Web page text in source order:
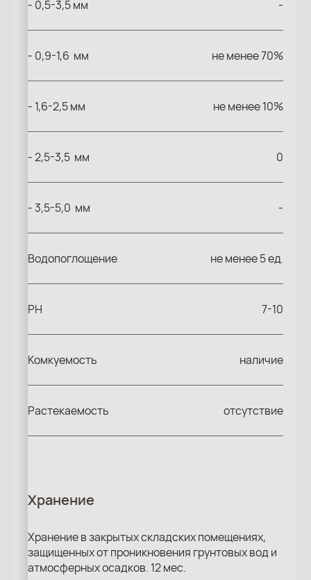
- 0,5-3,5 мм -
- 0,9-1,6 мм не менее 70%
- 1,6-2,5 мм не менее 10%
- 2,5-3,5 мм 0
- 3,5-5,0 мм -
Водопоглощение не менее 5 ед.
PH 7-10
Комкуемость наличие
Растекаемость отсутствие
Хранение
Хранение в закрытых складских помещениях,
защищенных от проникновения грунтовых вод и
атмосферных осадков. 12 мес.